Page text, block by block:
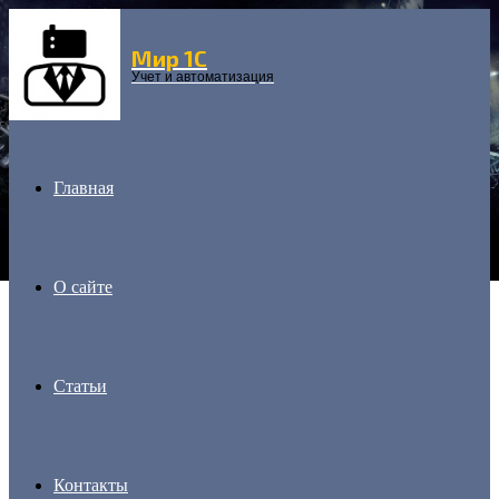
Menu Мир 1С
Учет и автоматизация
Главная
О сайте
Статьи
Контакты